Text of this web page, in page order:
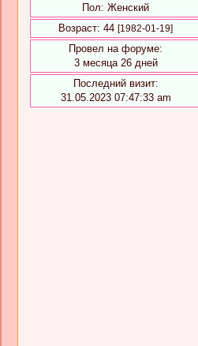
Пол: Женский
Возраст: 44 [1982-01-19]
Провел на форуме:
3 месяца 26 дней
Последний визит:
31.05.2023 07:47:33 am